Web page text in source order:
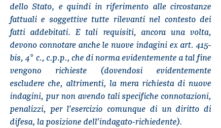
dello Stato, e quindi in riferimento alle circostanze
fattuali e soggettive tutte rilevanti nel contesto dei
fatti addebitati. E tali requisiti, ancora una volta,
devono connotare anche le nuove indagini ex art. 415-
bis, 4° c., c.p.p., che di norma evidentemente a tal fine
vengono richieste (dovendosi evidentemente
escludere che, altrimenti, la mera richiesta di nuove
indagini, pur non avendo tali specifiche connotazioni,
penalizzi, per l'esercizio comunque di un diritto di
difesa, la posizione dell'indagato-richiedente).